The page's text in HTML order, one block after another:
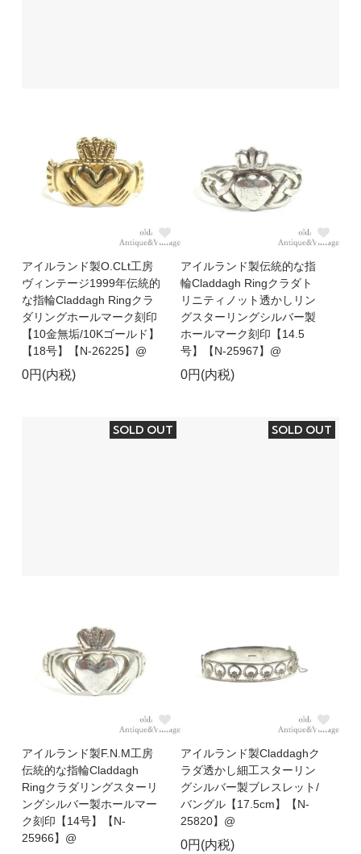
アイルランド製O.CLt工房
ヴィンテージ1999年伝統的
な指輪Claddagh Ringクラ
ダリングホールマーク刻印
【10金無垢/10Kゴールド】
【18号】【N-26225】@
0円(内税)
アイルランド製伝統的な指
輪Claddagh Ringクラダト
リニティノット透かしリン
グスターリングシルバー製
ホールマーク刻印【14.5
号】【N-25967】@
0円(内税)
SOLD OUT
アイルランド製F.N.M工房
伝統的な指輪Claddagh
Ringクラダリングスターリ
ングシルバー製ホールマー
ク刻印【14号】【N-
25966】@
SOLD OUT
アイルランド製Claddaghク
ラダ透かし細工スターリン
グシルバー製ブレスレット/
バングル【17.5cm】【N-
25820】@
0円(内税)